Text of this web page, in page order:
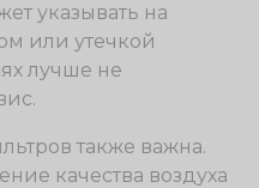
указывать на
или утечкой
лучше не
также важна.
качества воздуха